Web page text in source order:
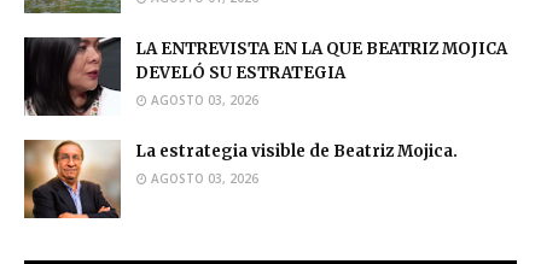
LA ENTREVISTA EN LA QUE BEATRIZ MOJICA
DEVELÓ SU ESTRATEGIA
AGOSTO 03, 2026
La estrategia visible de Beatriz Mojica.
AGOSTO 03, 2026